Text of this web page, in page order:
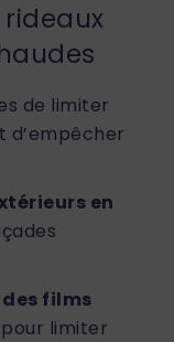
rideaux
de limiter
d’empêcher
en
films
limiter